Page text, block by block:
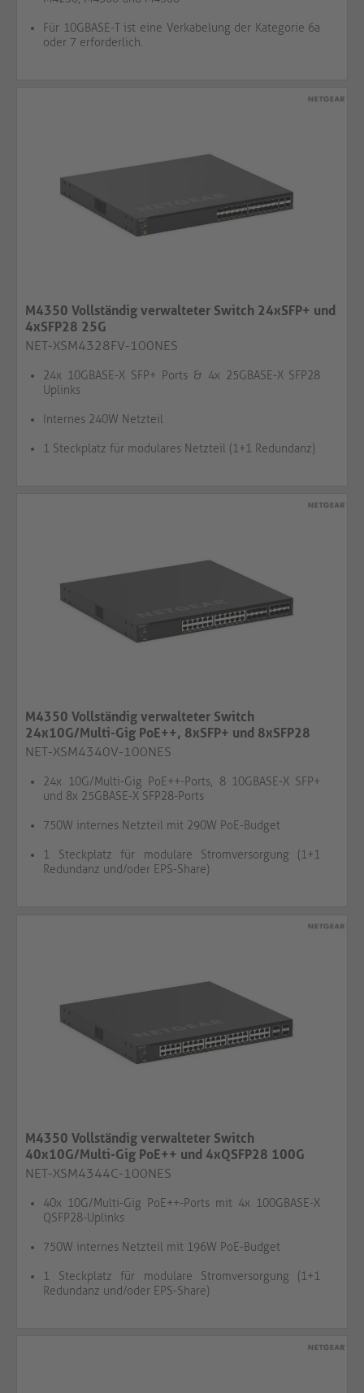
Für 10GBASE-T ist eine Verkabelung der Kategorie 6a
oder 7 erforderlich.
M4350 Vollständig verwalteter Switch 24xSFP+ und
4xSFP28 25G
NET-XSM4328FV-100NES
24x 10GBASE-X SFP+ Ports & 4x 25GBASE-X SFP28
Uplinks
Internes 240W Netzteil
1 Steckplatz für modulares Netzteil (1+1 Redundanz)
M4350 Vollständig verwalteter Switch
24x10G/Multi-Gig PoE++, 8xSFP+ und 8xSFP28
25G
NET-XSM4340V-100NES
24x 10G/Multi-Gig PoE++-Ports, 8 10GBASE-X SFP+
und 8x 25GBASE-X SFP28-Ports
750W internes Netzteil mit 290W PoE-Budget
1 Steckplatz für modulare Stromversorgung (1+1
Redundanz und/oder EPS-Share)
M4350 Vollständig verwalteter Switch
40x10G/Multi-Gig PoE++ und 4xQSFP28 100G
NET-XSM4344C-100NES
40x 10G/Multi-Gig PoE++-Ports mit 4x 100GBASE-X
QSFP28-Uplinks
750W internes Netzteil mit 196W PoE-Budget
1 Steckplatz für modulare Stromversorgung (1+1
Redundanz und/oder EPS-Share)